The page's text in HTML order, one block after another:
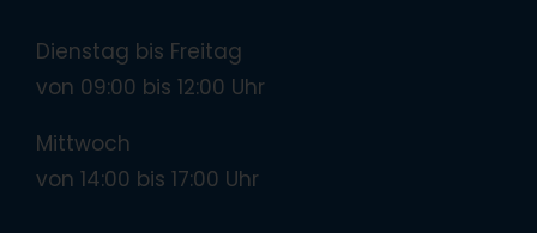
Dienstag bis Freitag
von 09:00 bis 12:00 Uhr
Mittwoch
von 14:00 bis 17:00 Uhr